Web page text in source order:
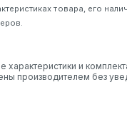
товара, его
характеристики и
производителем без